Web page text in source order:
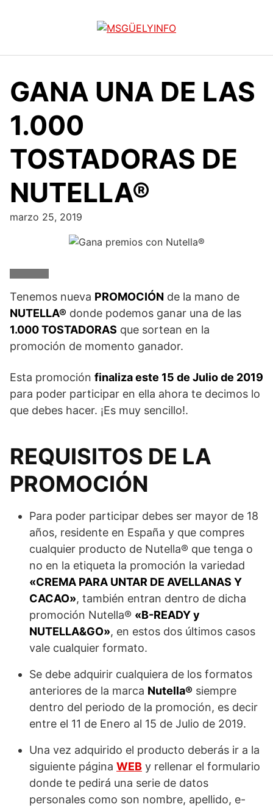
GANA UNA DE LAS
1.000
TOSTADORAS DE
NUTELLA®
marzo 25, 2019
Tenemos nueva PROMOCIÓN de la mano de
NUTELLA® donde podemos ganar una de las
1.000 TOSTADORAS que sortean en la
promoción de momento ganador.
Esta promoción finaliza este 15 de Julio de 2019
para poder participar en ella ahora te decimos lo
que debes hacer. ¡Es muy sencillo!.
REQUISITOS DE LA
PROMOCIÓN
Para poder participar debes ser mayor de 18
años, residente en España y que compres
cualquier producto de Nutella® que tenga o
no en la etiqueta la promoción la variedad
«CREMA PARA UNTAR DE AVELLANAS Y
CACAO», también entran dentro de dicha
promoción Nutella® «B-READY y
NUTELLA&GO», en estos dos últimos casos
vale cualquier formato.
Se debe adquirir cualquiera de los formatos
anteriores de la marca Nutella® siempre
dentro del periodo de la promoción, es decir
entre el 11 de Enero al 15 de Julio de 2019.
Una vez adquirido el producto deberás ir a la
siguiente página WEB y rellenar el formulario
donde te pedirá una serie de datos
personales como son nombre, apellido, e-